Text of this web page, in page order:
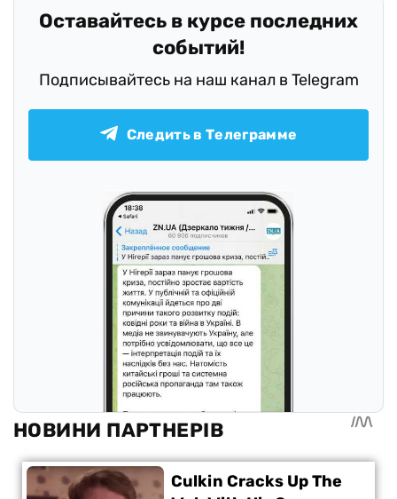
Оставайтесь в курсе последних
событий!
Подписывайтесь на наш канал в Telegram
Следить в Телеграмме